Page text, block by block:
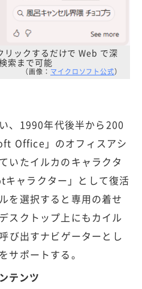
リックするだけで Web で深
索まで可能
（画像： マイクロソフト公式）
、1990年代後半から200
Office」のオフィスアシ
いたイルカのキャラクタ
ャラクター」として復活
を選択すると専用の着せ
スクトップ上にもカイル
び出すナビゲーターとし
サポートする。
テンツ